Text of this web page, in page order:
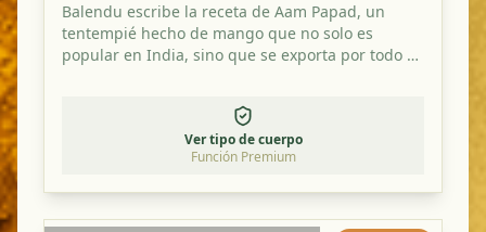
Balendu escribe la receta de Aam Papad, un
tentempié hecho de mango que no solo es
popular en India, sino que se exporta por todo el
Ver tipo de cuerpo
Función Premium